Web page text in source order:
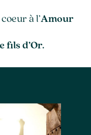
à l’Amour
fils d’Or.